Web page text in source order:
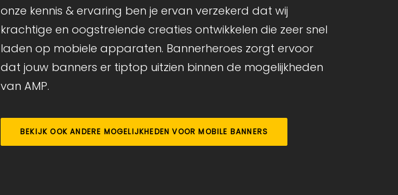
onze kennis & ervaring ben je ervan verzekerd dat wij
krachtige en oogstrelende creaties ontwikkelen die zeer snel
laden op mobiele apparaten. Bannerheroes zorgt ervoor
dat jouw banners er tiptop uitzien binnen de mogelijkheden
van AMP.
BEKIJK OOK ANDERE MOGELIJKHEDEN VOOR MOBILE BANNERS